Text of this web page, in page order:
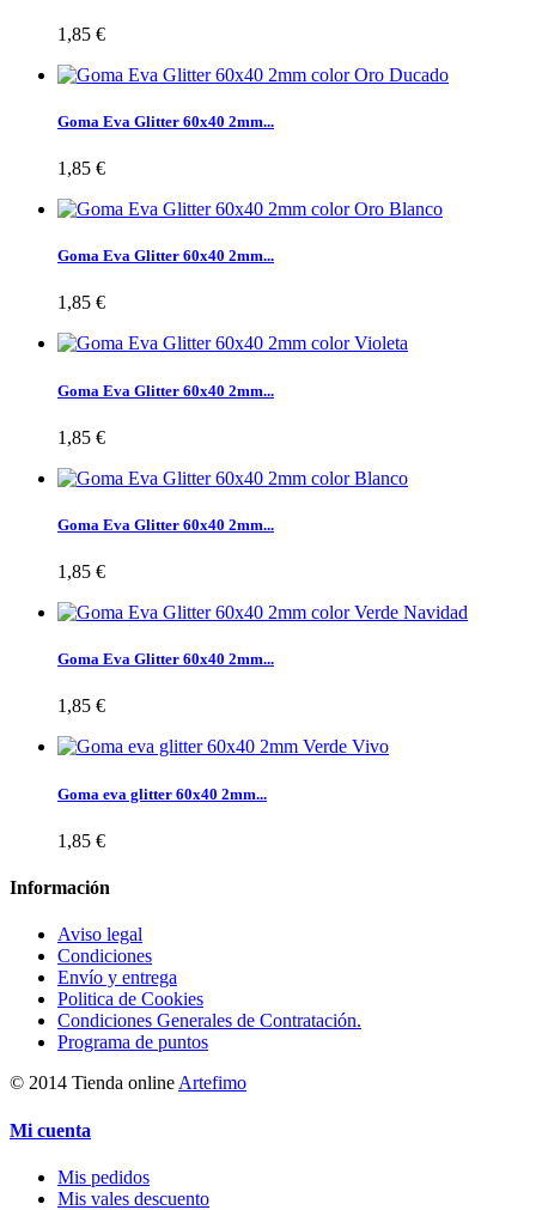
1,85 €
Goma Eva Glitter 60x40 2mm...
1,85 €
Goma Eva Glitter 60x40 2mm...
1,85 €
Goma Eva Glitter 60x40 2mm...
1,85 €
Goma Eva Glitter 60x40 2mm...
1,85 €
Goma Eva Glitter 60x40 2mm...
1,85 €
Goma eva glitter 60x40 2mm...
1,85 €
Información
Aviso legal
Condiciones
Envío y entrega
Politica de Cookies
Condiciones Generales de Contratación.
Programa de puntos
© 2014 Tienda online Artefimo
Mi cuenta
Mis pedidos
Mis vales descuento